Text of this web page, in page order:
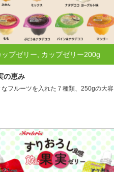
ップゼリー カップゼリー200g
,ゼリー / フルーツ関連製品す
て
の恵み
なフルーツを入れた７種類、250gの大容